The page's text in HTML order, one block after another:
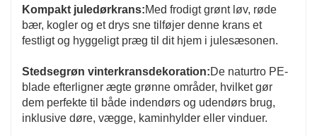
Kompakt juledørkrans:Med frodigt grønt løv, røde
bær, kogler og et drys sne tilføjer denne krans et
festligt og hyggeligt præg til dit hjem i julesæsonen.
Stedsegrøn vinterkransdekoration:De naturtro PE-
blade efterligner ægte grønne områder, hvilket gør
dem perfekte til både indendørs og udendørs brug,
inklusive døre, vægge, kaminhylder eller vinduer.